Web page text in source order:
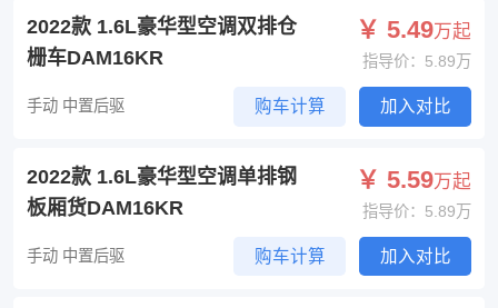
2022款 1.6L豪华型空调双排仓
栅车DAM16KR
￥ 5.49万起
指导价：5.89万
手动 中置后驱 购车计算 加入对比
2022款 1.6L豪华型空调单排钢
板厢货DAM16KR
￥ 5.59万起
指导价：5.89万
手动 中置后驱 购车计算 加入对比